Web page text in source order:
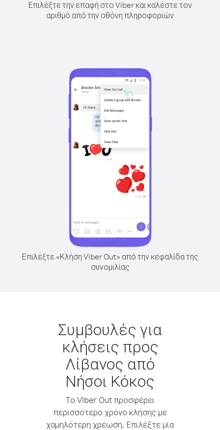
Επιλέξτε την επαφή στο Viber και καλέστε τον
αριθμό από την οθόνη πληροφοριών
Επιλέξτε «Κλήση Viber Out» από την κεφαλίδα της
συνομιλίας
Συμβουλές για
κλήσεις προς
Λίβανος από
Νήσοι Κόκος
Το Viber Out προσφέρει
περισσότερο χρόνο κλήσης με
χαμηλότερη χρέωση. Επιλέξτε μία